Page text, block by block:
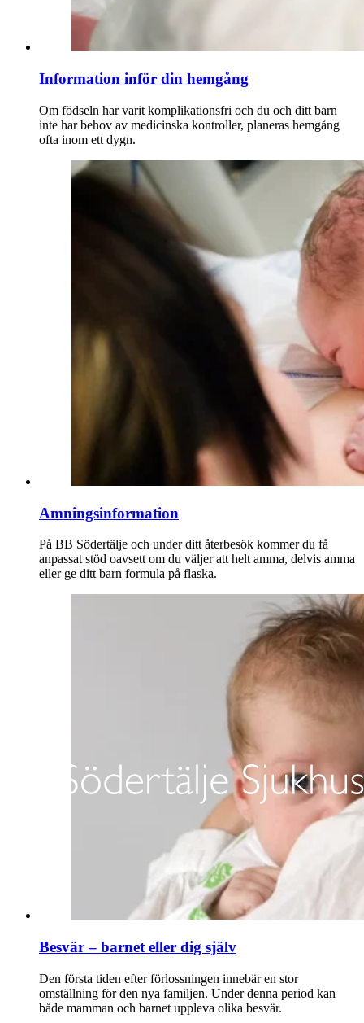
Information inför din hemgång
Om födseln har varit komplikationsfri och du och ditt barn
inte har behov av medicinska kontroller, planeras hemgång
ofta inom ett dygn.
Amningsinformation
På BB Södertälje och under ditt återbesök kommer du få
anpassat stöd oavsett om du väljer att helt amma, delvis amma
eller ge ditt barn formula på flaska.
Besvär – barnet eller dig själv
Den första tiden efter förlossningen innebär en stor
omställning för den nya familjen. Under denna period kan
både mamman och barnet uppleva olika besvär.